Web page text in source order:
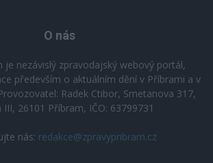
O nás
je nezávislý zpravodajský webový portál,
především o aktuálním dění v Příbrami a v
Radek Ctibor, Smetanova 317,
III, 26101 Příbram, IČO: 63799731
nás: redakce@zpravypribram.cz